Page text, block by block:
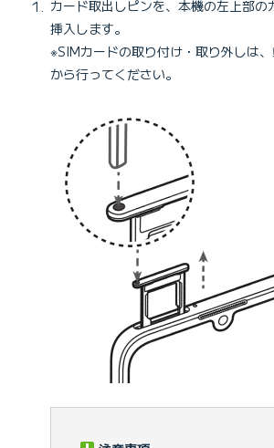
カード取出しピンを、本機の左上部の
挿入します。
※SIMカードの取り付け・取り外しは
から行ってください。